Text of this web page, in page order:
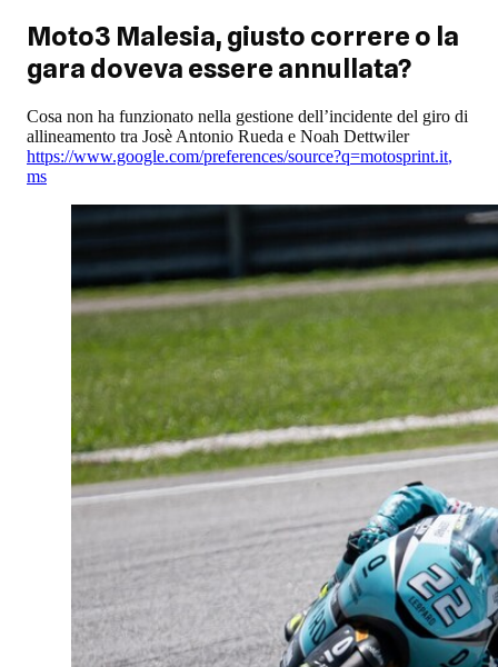
Moto3 Malesia, giusto correre o la
gara doveva essere annullata?
Cosa non ha funzionato nella gestione dell’incidente del giro di
allineamento tra Josè Antonio Rueda e Noah Dettwiler
https://www.google.com/preferences/source?q=motosprint.it,
ms